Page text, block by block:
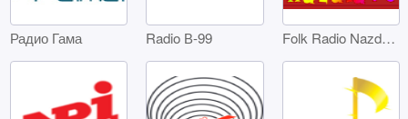
Радио Гама Radio В-99 Folk Radio Nazdrave